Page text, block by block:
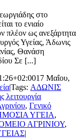
στο
το ενιαίο
πλέον ως ανεξάρτητα
Υγείας, Άδωνις
Θανάση
Σε [...]
17 Μαΐου,
|Tags: ΑΔΩΝΙΣ
λειτουργία
, Γενικό
ΥΓΕΙΑ,
ΑΓΡΙΝΙΟΥ,
|